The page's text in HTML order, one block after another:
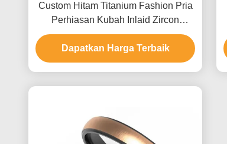
Custom Hitam Titanium Fashion Pria
Perhiasan Kubah Inlaid Zircon
Polished Pasangan Cincin
Dapatkan Harga Terbaik